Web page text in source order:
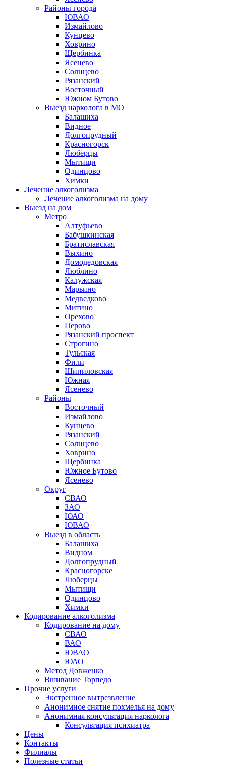
Районы города
ЮВАО
Измайлово
Кунцево
Ховрино
Щербинка
Ясенево
Солнцево
Рязанский
Восточный
Южном Бутово
Выезд нарколога в МО
Балашиха
Видное
Долгопрудный
Красногорск
Люберцы
Мытищи
Одинцово
Химки
Лечение алкоголизма
Лечение алкоголизма на дому
Выезд на дом
Метро
Алтуфьево
Бабушкинская
Братиславская
Выхино
Домодедовская
Люблино
Калужская
Марьино
Медведково
Митино
Орехово
Перово
Рязанский проспект
Строгино
Тульская
Фили
Шипиловская
Южная
Ясенево
Районы
Восточный
Измайлово
Кунцево
Рязанский
Солнцево
Ховрино
Щербинка
Южное Бутово
Ясенево
Округ
СВАО
ЗАО
ЮАО
ЮВАО
Выезд в область
Балашиха
Видном
Долгопрудный
Красногорске
Люберцы
Мытищи
Одинцово
Химки
Кодирование алкоголизма
Кодирование на дому
СВАО
ВАО
ЮВАО
ЮАО
Метод Довженко
Вшивание Торпедо
Прочие услуги
Экстренное вытрезвление
Анонимное снятие похмелья на дому
Анонимная консультация нарколога
Консультация психиатра
Цены
Контакты
Филиалы
Полезные статьи